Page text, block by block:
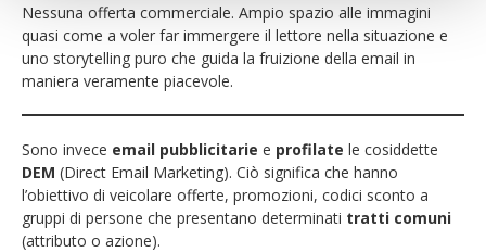
Nessuna offerta commerciale. Ampio spazio alle immagini
quasi come a voler far immergere il lettore nella situazione e
uno storytelling puro che guida la fruizione della email in
maniera veramente piacevole.
Sono invece email pubblicitarie e profilate le cosiddette
DEM (Direct Email Marketing). Ciò significa che hanno
l’obiettivo di veicolare offerte, promozioni, codici sconto a
gruppi di persone che presentano determinati tratti comuni
(attributo o azione).